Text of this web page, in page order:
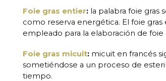
Foie gras entier: la palabra foie gras
como reserva energética. El foie
empleado para la elaboración de
Foie gras micuit: micuit en francés
sometiéndose a un proceso de
tiempo.